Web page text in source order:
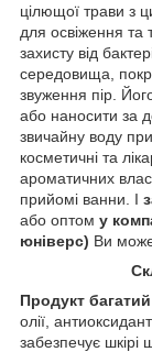
цілющої трави з
для освіження та
захисту від
середовища,
звуження пір.
або наносити за
звичайну воду
косметичні та
ароматичних
прийомі ванни. І
або оптом у
юніверс) Ви
Продукт
олії,
забезпечує шкірі